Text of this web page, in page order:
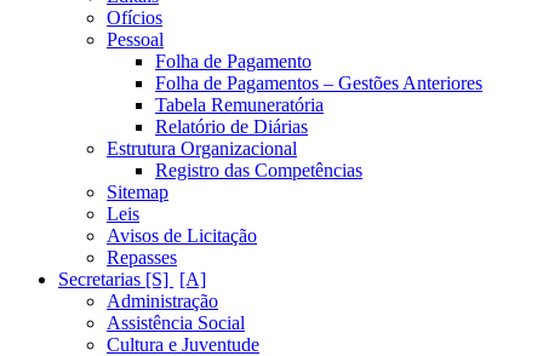
Ofícios
Pessoal
Folha de Pagamento
Folha de Pagamentos – Gestões Anteriores
Tabela Remuneratória
Relatório de Diárias
Estrutura Organizacional
Registro das Competências
Sitemap
Leis
Avisos de Licitação
Repasses
Secretarias [S]
Administração
Assistência Social
Cultura e Juventude